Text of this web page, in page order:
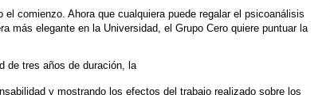
comienzo. Ahora que cualquiera puede regalar el psicoanálisis
más elegante en la Universidad, el Grupo Cero quiere puntuar la
de tres años de duración, la
y mostrando los efectos del trabajo realizado sobre los